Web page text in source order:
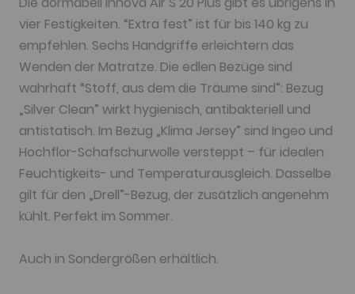
vier Festigkeiten. “Extra fest” ist für bis 140 kg zu
empfehlen. Sechs Handgriffe erleichtern das
Wenden der Matratze. Die edlen Bezüge sind
wahrhaft “Stoff, aus dem die Träume sind”: Bezug
„Silver Clean” wirkt hygienisch, antibakteriell und
antistatisch. Im Bezug „Klima Jersey” sind Ingeo und
Hochflor-Schafschurwolle versteppt – für idealen
Feuchtigkeits- und Temperaturausgleich. Dasselbe
gilt für den „Drell”-Bezug, der zusätzlich angenehm
kühlt. Perfekt im Sommer.
Auch in Sondergrößen erhältlich.